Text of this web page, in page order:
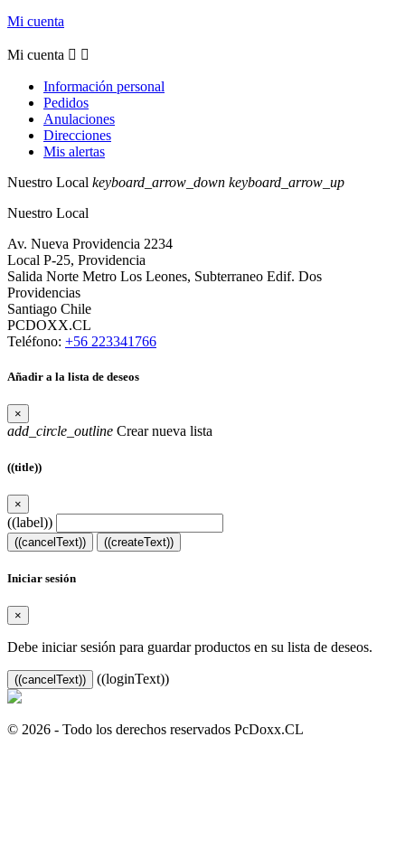
Mi cuenta
Mi cuenta  
Información personal
Pedidos
Anulaciones
Direcciones
Mis alertas
Nuestro Local keyboard_arrow_down keyboard_arrow_up
Nuestro Local
Av. Nueva Providencia 2234
Local P-25, Providencia
Salida Norte Metro Los Leones, Subterraneo Edif. Dos
Providencias
Santiago Chile
PCDOXX.CL
Teléfono: +56 223341766
Añadir a la lista de deseos
×
add_circle_outline Crear nueva lista
((title))
×
((label))
((cancelText)) ((createText))
Iniciar sesión
×
Debe iniciar sesión para guardar productos en su lista de deseos.
((cancelText)) ((loginText))
© 2026 - Todo los derechos reservados PcDoxx.CL